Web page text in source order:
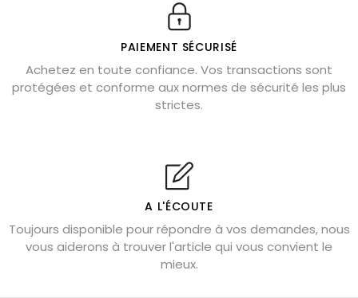
Véritable citrine naturelle non chauffée
Où placer la citrine dans la maison
Cornaline : propriétés magiques
Capricorne : quelles pierres choisir
Shungite : purification et protection
Bagues en labradorite argent 925
Lapis lazuli : propriétés et précautions
Citrine : propriétés magiques
PAIEMENT SÉCURISÉ
Achetez en toute confiance. Vos transactions sont
protégées et conforme aux normes de sécurité les plus
strictes.
A L'ÉCOUTE
Toujours disponible pour répondre à vos demandes, nous
vous aiderons à trouver l'article qui vous convient le
mieux.